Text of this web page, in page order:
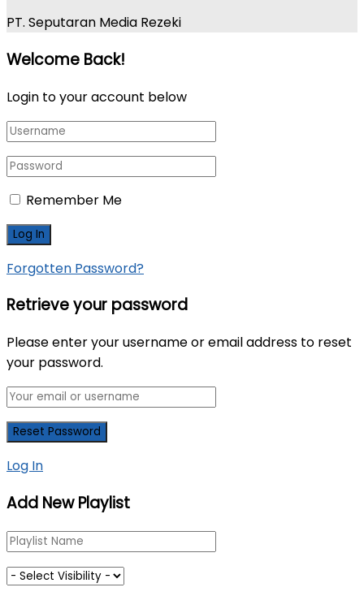
PT. Seputaran Media Rezeki
Welcome Back!
Login to your account below
Remember Me
Forgotten Password?
Retrieve your password
Please enter your username or email address to reset
your password.
Log In
Add New Playlist